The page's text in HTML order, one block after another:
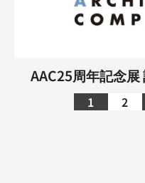
AAC25周年記念
1 2